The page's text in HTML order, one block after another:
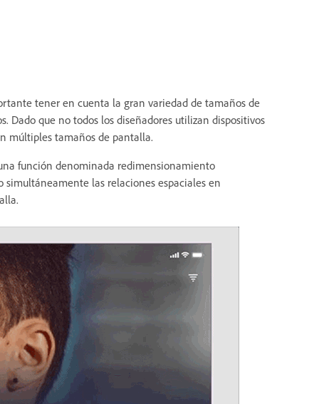
tener en cuenta la gran variedad de tamaños de
Dado que no todos los diseñadores utilizan dispositivos
múltiples tamaños de pantalla.
función denominada redimensionamiento
las relaciones espaciales en